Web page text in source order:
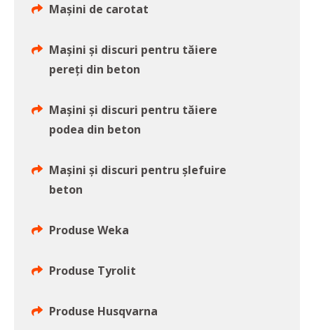
Mașini de carotat
Mașini și discuri pentru tăiere
pereți din beton
Mașini și discuri pentru tăiere
podea din beton
Mașini și discuri pentru șlefuire
beton
Produse Weka
Produse Tyrolit
Produse Husqvarna